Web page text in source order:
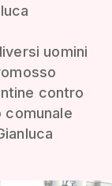
uomini
contro
comunale